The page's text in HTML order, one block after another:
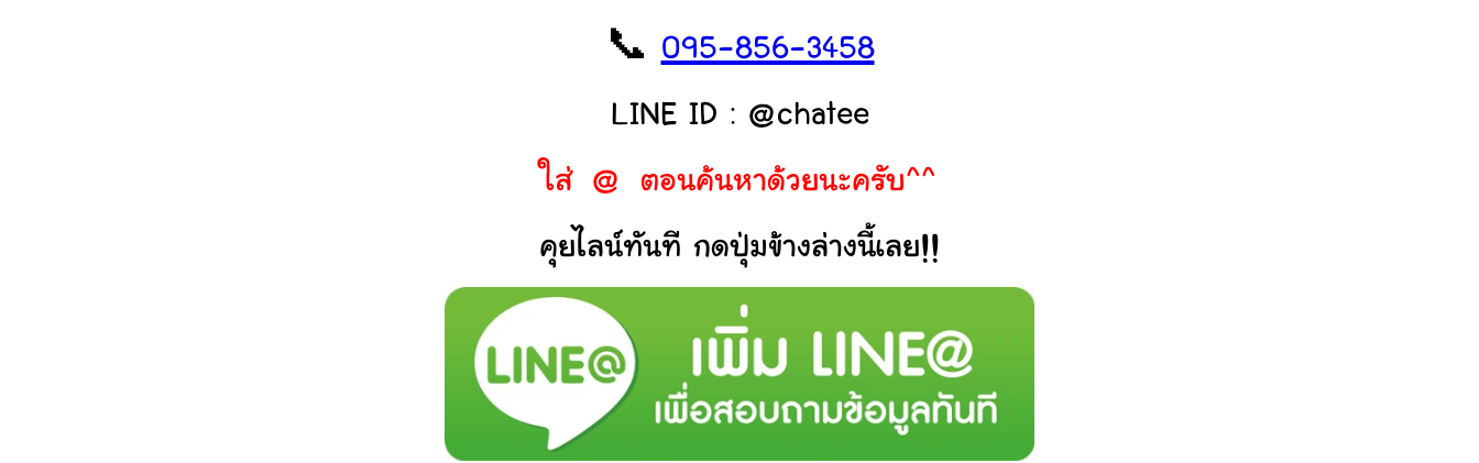
📞 095-856-3458
LINE ID : @chatee
ใส่ @ ตอนค้นหาด้วยนะครับ^^
คุยไลน์ทันที กดปุ่มข้างล่างนี้เลย!!